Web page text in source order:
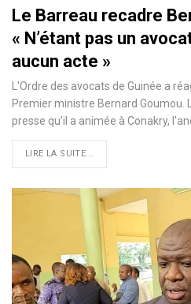
Le Barreau recadre
« N’étant pas un
aucun acte »
L'Ordre des avocats de Guinée a
Premier ministre Bernard Goumou.
presse qu'il a animée à Conakry,
LIRE LA SUITE...